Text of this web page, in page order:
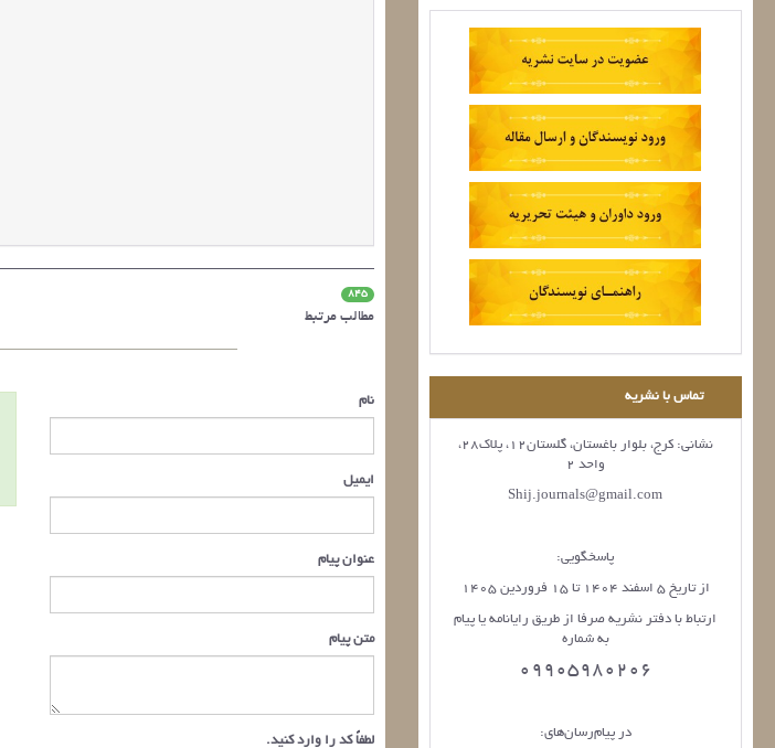
تماس با نشریه
نشانی: کرج، بلوار باغستان، گلستان12، پلاک28،
واحد 2
Shij.journals@gmail.com
پاسخگویی:
از تاریخ 5 اسفند 1404 تا 15 فروردین 1405
ارتباط با دفتر نشریه صرفا از طریق رایانامه یا پیام
به شماره
09905980206
در پیام‌رسان‌های:
845
مطالب مرتبط
نام
ایمیل
عنوان پیام
متن پیام
لطفاً کد را وارد کنید.